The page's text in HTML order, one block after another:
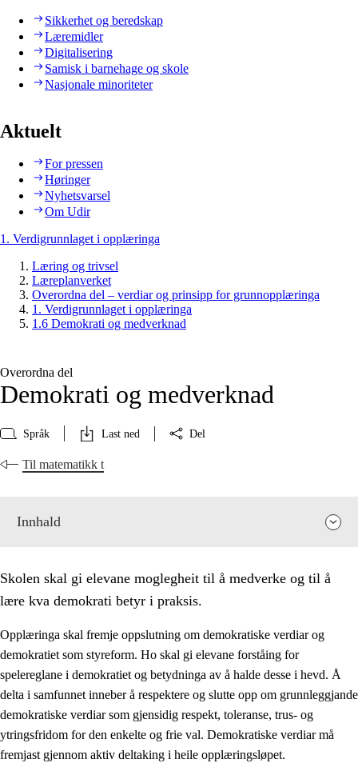
Sikkerhet og beredskap
Læremidler
Digitalisering
Samisk i barnehage og skole
Nasjonale minoriteter
Aktuelt
For pressen
Høringer
Nyhetsvarsel
Om Udir
1. Verdigrunnlaget i opplæringa
Læring og trivsel
Læreplanverket
Overordna del – verdiar og prinsipp for grunnopplæringa
1. Verdigrunnlaget i opplæringa
1.6 Demokrati og medverknad
Overordna del
Demokrati og medverknad
Språk Last ned Del
Til matematikk t
Innhald
1. Verdigrunnlaget i opplæringa
Skolen skal gi elevane moglegheit til å medverke og til å
lære kva demokrati betyr i praksis.
Opplæringa skal fremje oppslutning om demokratiske verdiar og
demokratiet som styreform. Ho skal gi elevane forståing for
spelereglane i demokratiet og betydninga av å halde desse i hevd. Å
delta i samfunnet inneber å respektere og slutte opp om grunnleggjande
demokratiske verdiar som gjensidig respekt, toleranse, trus- og
ytringsfridom for den enkelte og frie val. Demokratiske verdiar må
fremjast gjennom aktiv deltaking i heile opplæringsløpet.